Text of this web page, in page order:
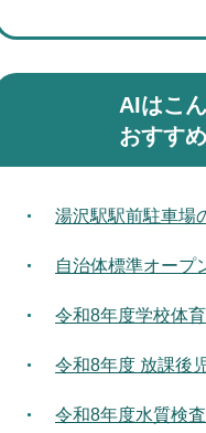
AIはこ
おすす
湯沢駅駅前駐車場
自治体標準オープ
令和8年度学校体
令和8年度 放課後
令和8年度水質検